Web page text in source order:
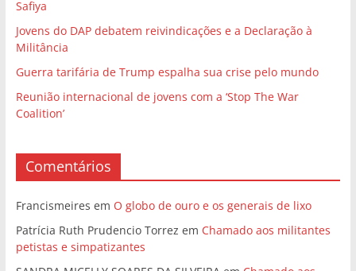
Safiya
Jovens do DAP debatem reivindicações e a Declaração à
Militância
Guerra tarifária de Trump espalha sua crise pelo mundo
Reunião internacional de jovens com a ‘Stop The War
Coalition’
Comentários
Francismeires em O globo de ouro e os generais de lixo
Patrícia Ruth Prudencio Torrez em Chamado aos militantes
petistas e simpatizantes